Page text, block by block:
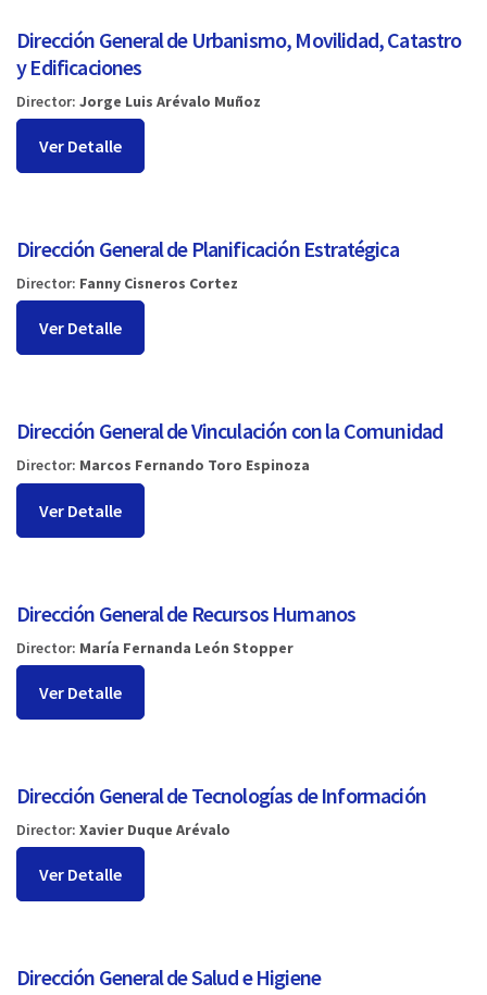
Dirección General de Urbanismo, Movilidad, Catastro
y Edificaciones
Director: Jorge Luis Arévalo Muñoz
Ver Detalle
Dirección General de Planificación Estratégica
Director: Fanny Cisneros Cortez
Ver Detalle
Dirección General de Vinculación con la Comunidad
Director: Marcos Fernando Toro Espinoza
Ver Detalle
Dirección General de Recursos Humanos
Director: María Fernanda León Stopper
Ver Detalle
Dirección General de Tecnologías de Información
Director: Xavier Duque Arévalo
Ver Detalle
Dirección General de Salud e Higiene